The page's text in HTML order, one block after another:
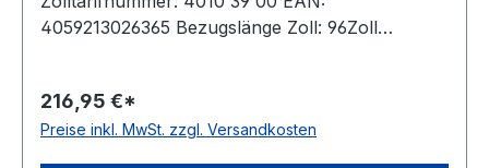
4059213026365 Bezugslänge Zoll: 96Zoll
ummantelt antistatisch: ja Norm: DIN 7722
Breite: 22mm Höhe: 17mm Material: Neoprene
216,95 €*
Preise inkl. MwSt. zzgl. Versandkosten